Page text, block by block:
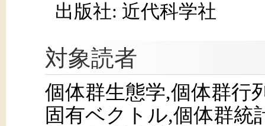
出版社: 近代科学社
対象読者
個体群生態学,個体群行
固有ベクトル,個体群統